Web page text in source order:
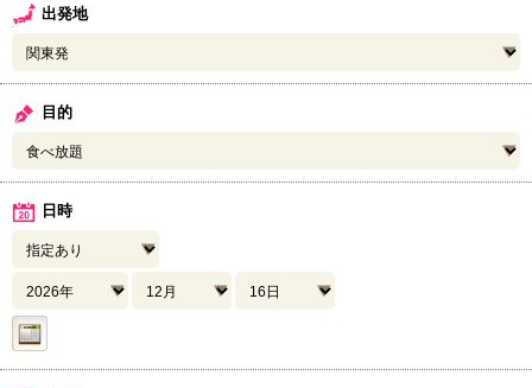
出発地
目的
日時